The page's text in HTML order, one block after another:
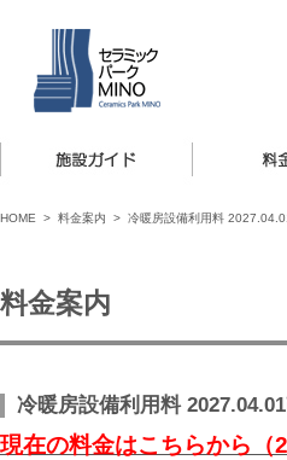
HOME > 料金案内 > 冷暖房設備利用料
料金案内
冷暖房設備利用料
現在の料金はこちらから（